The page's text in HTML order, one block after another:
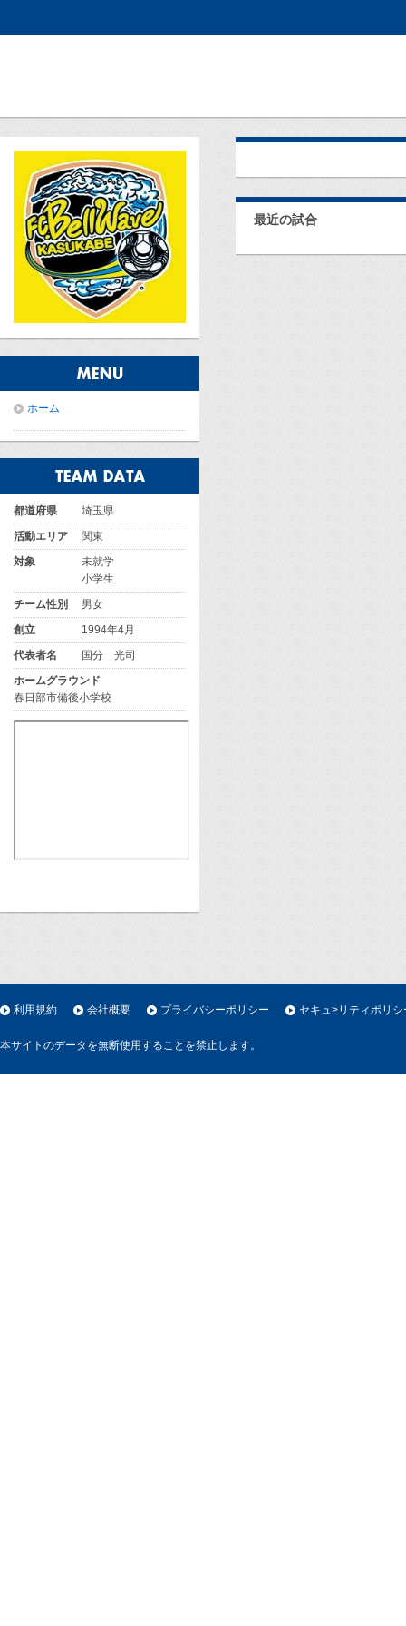
最近の試合
ホーム
都道府県
埼玉県
活動エリア
関東
対象
未就学
小学生
チーム性別
男女
創立
1994年4月
代表者名
国分 光司
ホームグラウンド
春日部市備後小学校
利用規約 会社概要 プライバシーポリシー セキュ>リティポリシ
本サイトのデータを無断使用することを禁止します。